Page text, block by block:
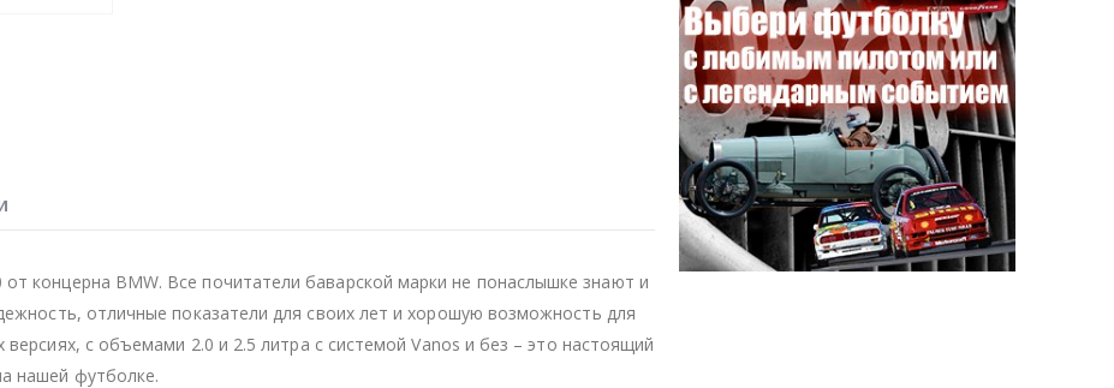
концерна BMW. Все почитатели баварской марки не понаслышке знают и
отличные показатели для своих лет и хорошую возможность для
с объемами 2.0 и 2.5 литра с системой Vanos и без – это настоящий
нашей футболке.